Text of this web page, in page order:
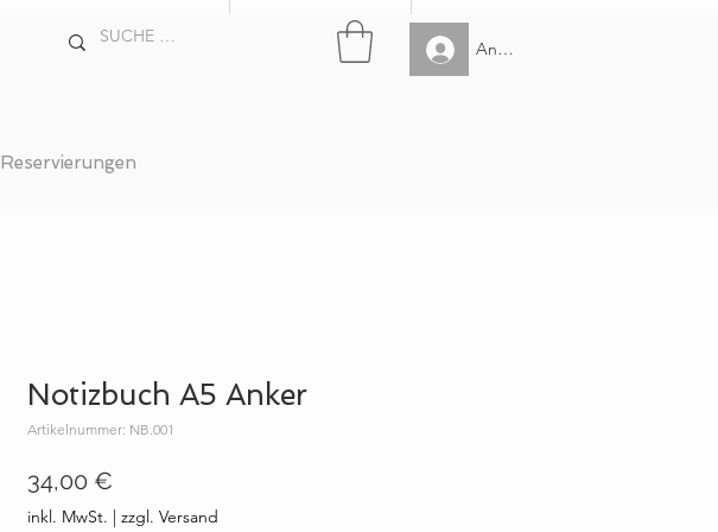
Anmelden
Reservierungen
Notizbuch A5 Anker
Artikelnummer: NB.001
34,00 €
inkl. MwSt. | zzgl. Versand